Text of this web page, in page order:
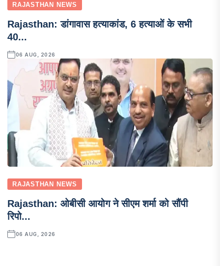
RAJASTHAN NEWS
Rajasthan: डांगावास हत्याकांड, 6 हत्याओं के सभी
40...
06 AUG, 2026
RAJASTHAN NEWS
Rajasthan: ओबीसी आयोग ने सीएम शर्मा को सौंपी
रिपो...
06 AUG, 2026